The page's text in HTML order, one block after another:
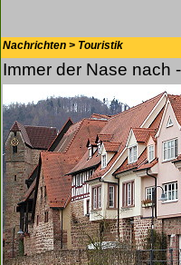
Nachrichten > Touristik
Immer der Nase nach